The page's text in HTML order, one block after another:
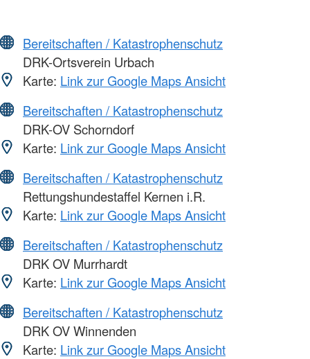
Bereitschaften / Katastrophenschutz
DRK-Ortsverein Urbach
Karte: Link zur Google Maps Ansicht
Bereitschaften / Katastrophenschutz
DRK-OV Schorndorf
Karte: Link zur Google Maps Ansicht
Bereitschaften / Katastrophenschutz
Rettungshundestaffel Kernen i.R.
Karte: Link zur Google Maps Ansicht
Bereitschaften / Katastrophenschutz
DRK OV Murrhardt
Karte: Link zur Google Maps Ansicht
Bereitschaften / Katastrophenschutz
DRK OV Winnenden
Karte: Link zur Google Maps Ansicht